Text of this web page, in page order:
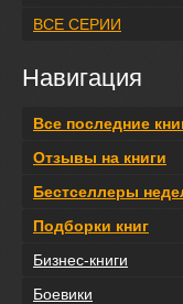
ВСЕ СЕРИИ
Навигация
Все последние
Отзывы на книги
Бестселлеры
Подборки книг
Бизнес-книги
Боевики